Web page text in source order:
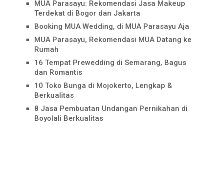
MUA Parasayu: Rekomendasi Jasa Makeup
Terdekat di Bogor dan Jakarta
Booking MUA Wedding, di MUA Parasayu Aja
MUA Parasayu, Rekomendasi MUA Datang ke
Rumah
16 Tempat Prewedding di Semarang, Bagus
dan Romantis
10 Toko Bunga di Mojokerto, Lengkap &
Berkualitas
8 Jasa Pembuatan Undangan Pernikahan di
Boyolali Berkualitas